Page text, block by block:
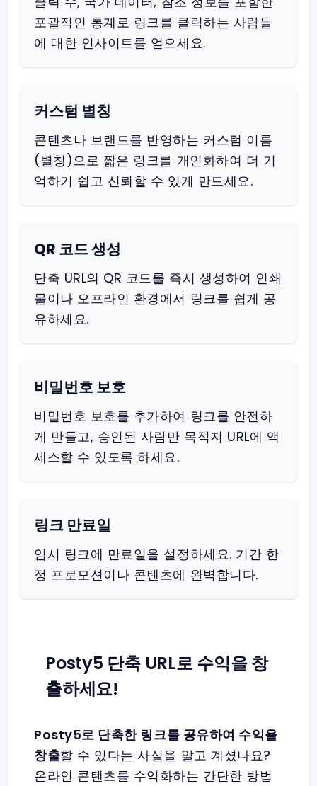
포괄적인 통계로 링크를 클릭하는 사람들
에 대한 인사이트를 얻으세요.
커스텀 별칭
콘텐츠나 브랜드를 반영하는 커스텀 이름
(별칭)으로 짧은 링크를 개인화하여 더 기
억하기 쉽고 신뢰할 수 있게 만드세요.
QR 코드 생성
단축 URL의 QR 코드를 즉시 생성하여 인쇄
물이나 오프라인 환경에서 링크를 쉽게 공
유하세요.
비밀번호 보호
비밀번호 보호를 추가하여 링크를 안전하
게 만들고, 승인된 사람만 목적지 URL에 액
세스할 수 있도록 하세요.
링크 만료일
임시 링크에 만료일을 설정하세요. 기간 한
정 프로모션이나 콘텐츠에 완벽합니다.
Posty5 단축 URL로 수익을 창
출하세요!
Posty5로 단축한 링크를 공유하여 수익을
창출할 수 있다는 사실을 알고 계셨나요?
온라인 콘텐츠를 수익화하는 간단한 방법